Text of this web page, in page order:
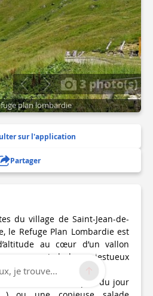
3 photo(s)
plan lombardie
sur l'application
Partager
du village de Saint-Jean-de-
le Refuge Plan Lombardie est
au cœur d’un vallon
au pied du majestueux
à la carte avec un plat du jour
je trouve...